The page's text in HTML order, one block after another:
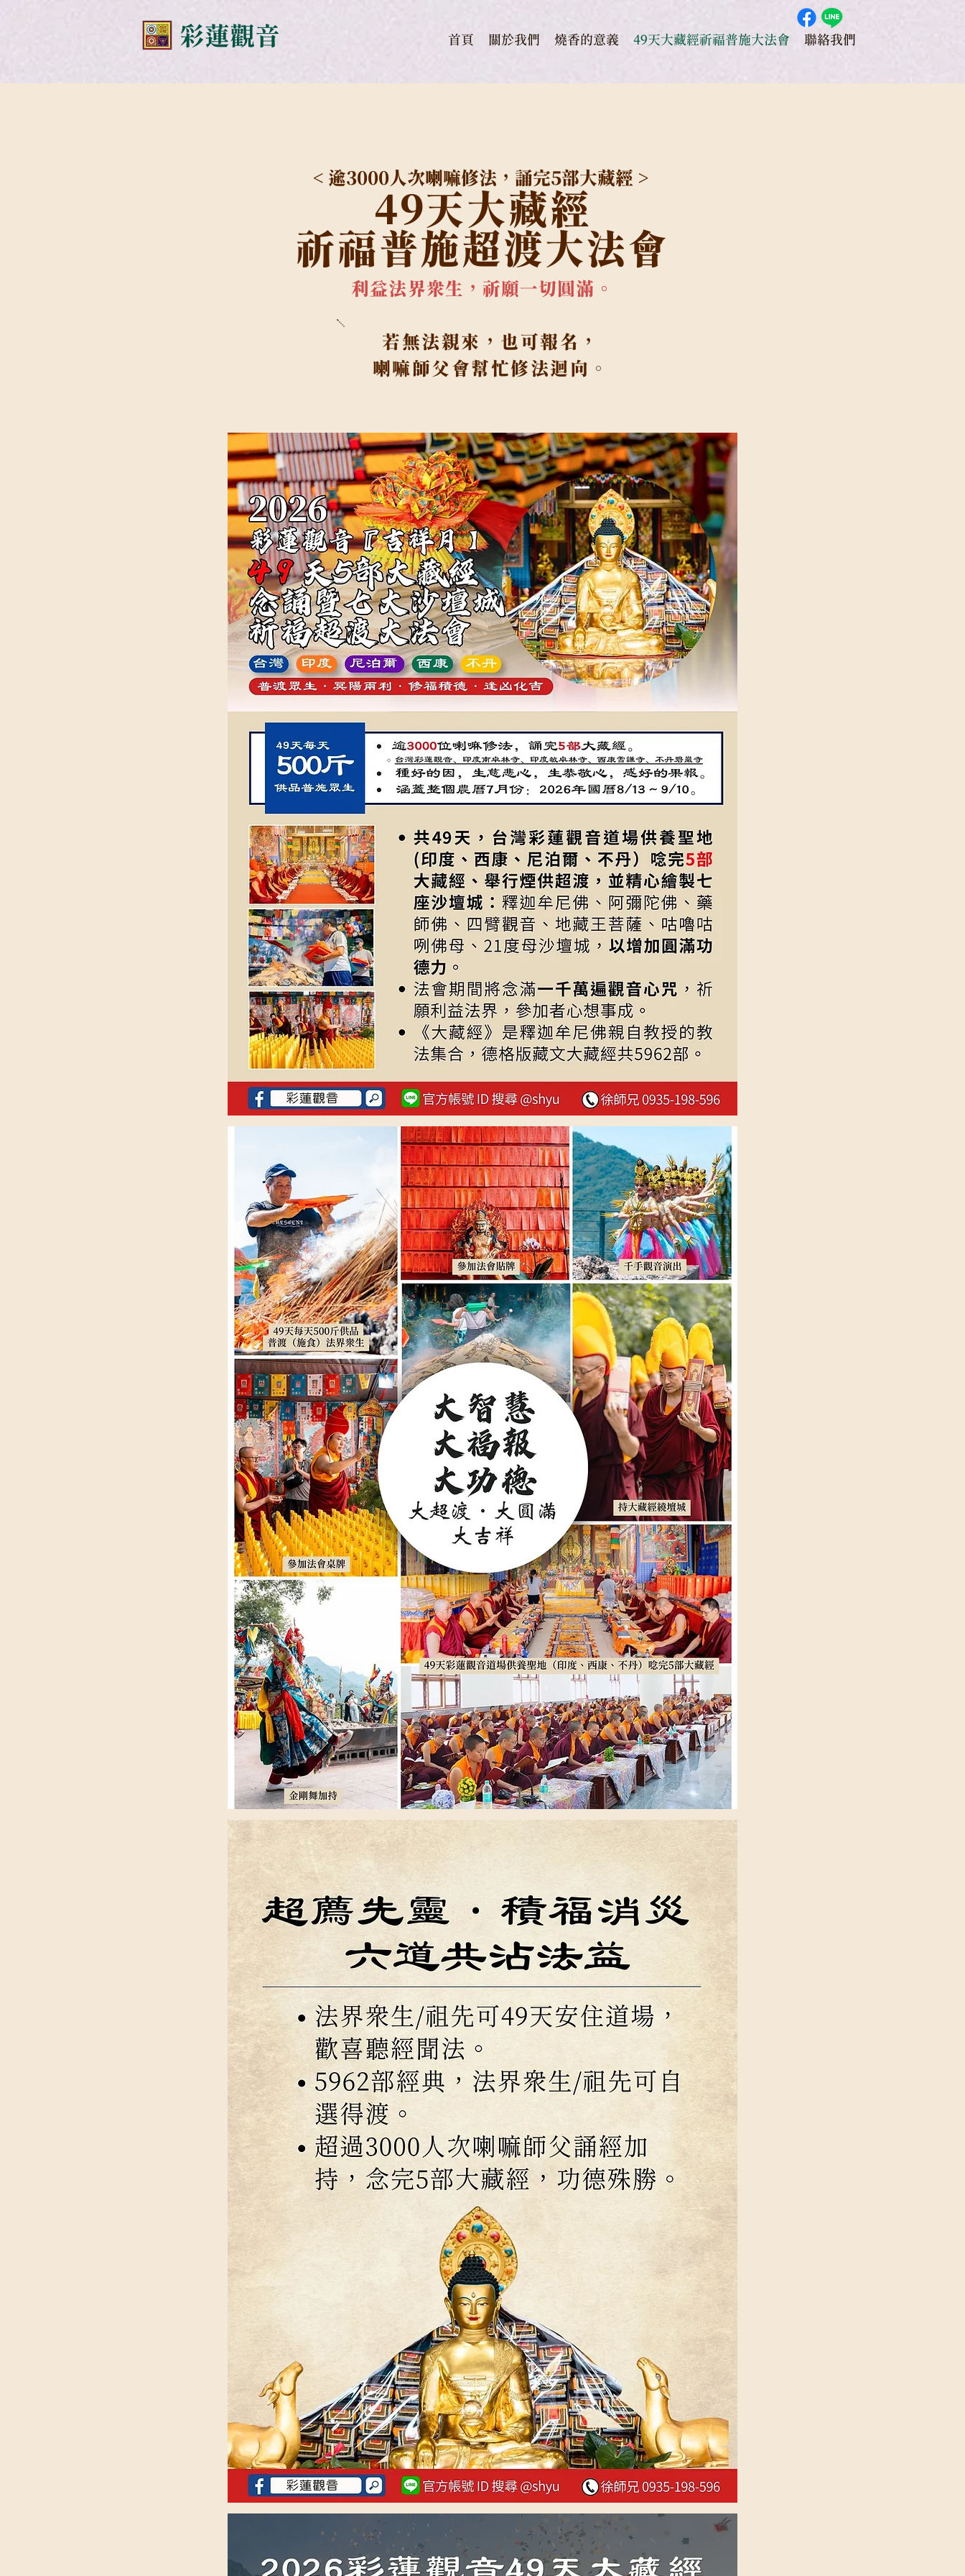
​彩蓮觀音 首頁 關於我們 燒香的意義 49天大藏經祈福普施大法會 聯絡我們
< 逾3000人次喇嘛修法，誦完5部大藏經 >
49天大藏經
祈福普施超渡大法會
利益法界眾生，祈願一切圓滿。
若無法親來，也可報名，
喇嘛師父會幫忙修法迴向 。